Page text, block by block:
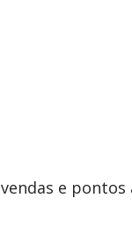
e pontos